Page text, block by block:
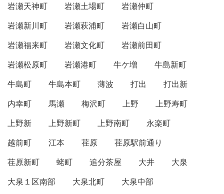
岩瀬天神町
岩瀬土場町
岩瀬仲町
岩瀬新川町
岩瀬萩浦町
岩瀬白山町
岩瀬福来町
岩瀬文化町
岩瀬前田町
岩瀬松原町
岩瀬港町 牛ケ増
牛島新町
牛島町
牛島本町 薄波 打出
打出新
内幸町
馬瀬 梅沢町 上野
上野寿町
上野新
上野新町 上野南町
永楽町
越前町
江本 荏原
荏原駅前通り
荏原新町
蛯町 追分茶屋 大井
大泉
大泉１区南部
大泉北町
大泉中部